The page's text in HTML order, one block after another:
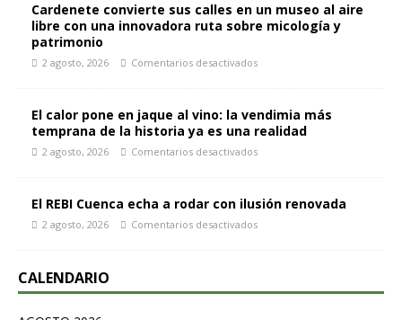
Cardenete convierte sus calles en un museo al aire
libre con una innovadora ruta sobre micología y
patrimonio
2 agosto, 2026 Comentarios desactivados
El calor pone en jaque al vino: la vendimia más
temprana de la historia ya es una realidad
2 agosto, 2026 Comentarios desactivados
El REBI Cuenca echa a rodar con ilusión renovada
2 agosto, 2026 Comentarios desactivados
CALENDARIO